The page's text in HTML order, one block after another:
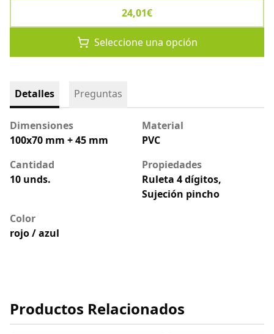
24,01€
Seleccione una opción
Detalles Preguntas
Dimensiones
100x70 mm + 45 mm
Material
PVC
Cantidad
10 unds.
Propiedades
Ruleta 4 dígitos,
Sujeción pincho
Color
rojo / azul
Productos Relacionados